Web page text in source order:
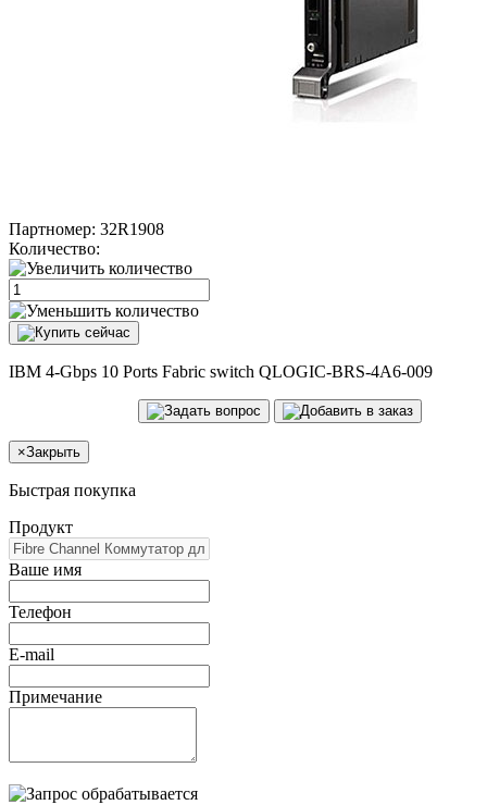
Партномер: 32R1908
Количество:
IBM 4-Gbps 10 Ports Fabric switch QLOGIC-BRS-4A6-009
×Закрыть
Быстрая покупка
Продукт
Ваше имя
Телефон
E-mail
Примечание